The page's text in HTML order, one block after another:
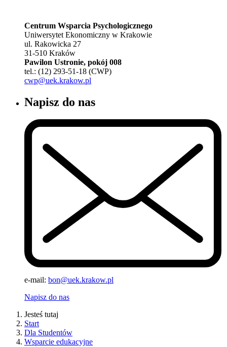
Centrum Wsparcia Psychologicznego
Uniwersytet Ekonomiczny w Krakowie
ul. Rakowicka 27
31-510 Kraków
Pawilon Ustronie, pokój 008
tel.: (12) 293-51-18 (CWP)
cwp@uek.krakow.pl
Napisz do nas
e-mail: bon@uek.krakow.pl
Napisz do nas
Jesteś tutaj
Start
Dla Studentów
Wsparcie edukacyjne